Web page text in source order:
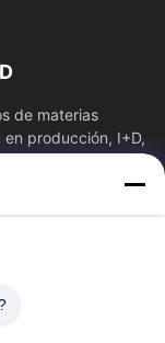
de materias
producción, I+D,